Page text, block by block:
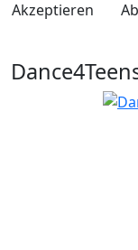
Akzeptieren